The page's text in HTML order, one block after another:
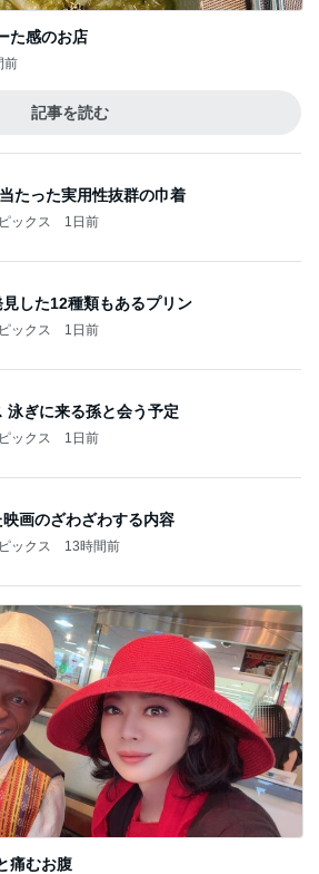
た感のお店
前
記事を読む
たった実用性抜群の巾着
ックス 1日前
した12種類もあるプリン
ックス 1日前
泳ぎに来る孫と会う予定
ックス 1日前
画のざわざわする内容
ックス 13時間前
痛むお腹